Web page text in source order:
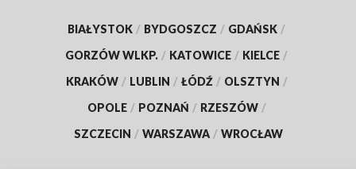
BIAŁYSTOK / BYDGOSZCZ / GDAŃSK /
GORZÓW WLKP. / KATOWICE / KIELCE /
KRAKÓW / LUBLIN / ŁÓDŹ / OLSZTYN /
OPOLE / POZNAŃ / RZESZÓW /
SZCZECIN / WARSZAWA / WROCŁAW